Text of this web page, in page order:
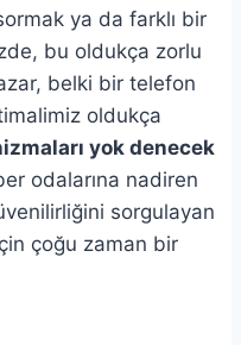
ya da farklı bir
bu oldukça zorlu
belki bir telefon
oldukça
yok denecek
odalarına nadiren
sorgulayan
çoğu zaman bir